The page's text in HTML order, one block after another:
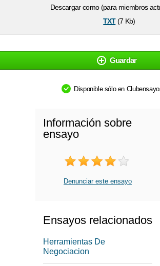
Descargar como (para miembros
txt(7 Kb)
Guardar
Disponible sólo en
Información sobre
ensayo
Denunciar este ensayo
Ensayos relacionados
Herramientas De
Negociacion